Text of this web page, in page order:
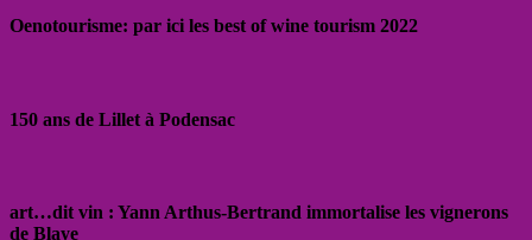
Oenotourisme: par ici les best of wine tourism 2022
150 ans de Lillet à Podensac
art…dit vin : Yann Arthus-Bertrand immortalise les vignerons
de Blaye